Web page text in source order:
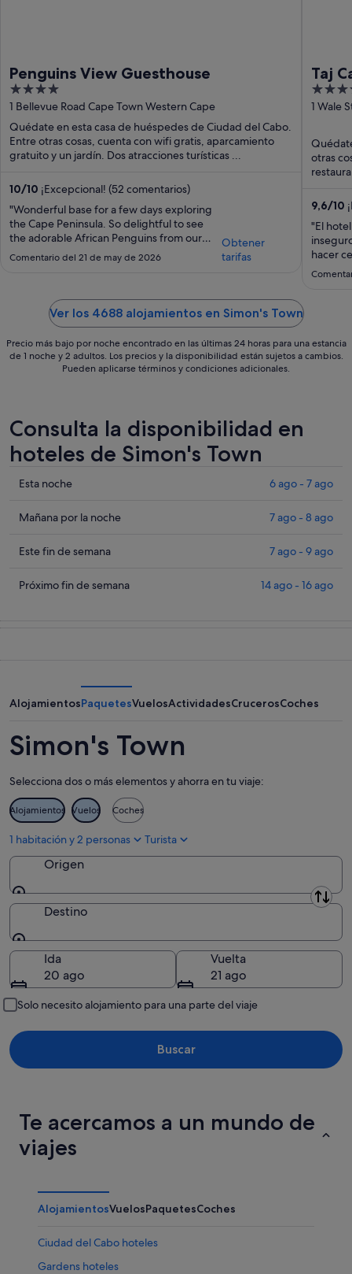
Penguins View Guesthouse
4
out
of
5
1 Bellevue Road Cape Town Western Cape
Quédate en esta casa de huéspedes de Ciudad del Cabo.
Entre otras cosas, cuenta con wifi gratis, aparcamiento
gratuito y un jardín. Dos atracciones turísticas ...
10/10 ¡Excepcional! (52 comentarios)
"Wonderful base for a few days exploring
the Cape Peninsula. So delightful to see
the adorable African Penguins from our
room and to get to go down early to see
them at Boulder’s Beach before the
recommend!"
Comentario del 21 de may de 2026
Obtener
tarifas
Taj
5
out
5
1 Wale
otras
9,6/10
"El
hacer
Ver los 4688 alojamientos en Simon's Town
Precio más bajo por noche encontrado en las últimas 24 horas para una estancia
de 1 noche y 2 adultos. Los precios y la disponibilidad están sujetos a cambios.
Pueden aplicarse términos y condiciones adicionales.
Consulta la disponibilidad en
hoteles de Simon's Town
Comprueba
precios
Simon's
para
ago
Esta noche 6 ago - 7 ago
Comprueba
precios
Simon's
7
-
8
Mañana por la noche 7 ago - 8 ago
Comprueba
precios
de
7
ago
9
ago
Este fin de semana 7 ago - 9 ago
Comprueba
el
fin
de
14
ago
-
16
Próximo fin de semana 14 ago - 16 ago
AlojamientosPaquetesVuelosActividadesCrucerosCoches
Simon's Town
Selecciona dos o más elementos y ahorra en tu viaje:
Alojamientos Vuelos Coches
1 habitación y 2 personas Turista
Origen
Origen
Destino
Destino
Ida
20 ago
Vuelta
21 ago
Solo necesito alojamiento para una parte del viaje
Buscar
Te acercamos a un mundo de
viajes
AlojamientosVuelosPaquetesCoches
Ciudad del Cabo hoteles
Gardens hoteles